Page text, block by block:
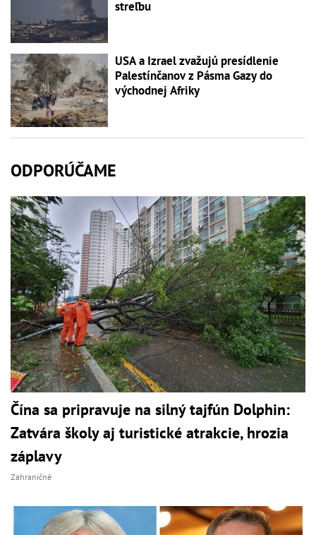
streľbu
USA a Izrael zvažujú presídlenie
Palestínčanov z Pásma Gazy do
východnej Afriky
ODPORÚČAME
Čína sa pripravuje na silný tajfún Dolphin:
Zatvára školy aj turistické atrakcie, hrozia
záplavy
Zahraničné